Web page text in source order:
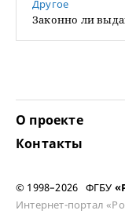
Другое
Законно ли
О проекте
Контакты
© 1998–2026 ФГБУ
Интернет-портал